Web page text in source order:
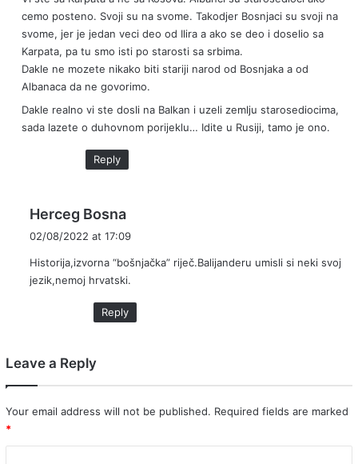
:
cemo posteno. Svoji su na svome. Takodjer Bosnjaci su svoji na
svome, jer je jedan veci deo od Ilira a ako se deo i doselio sa
Karpata, pa tu smo isti po starosti sa srbima.
Dakle ne mozete nikako biti stariji narod od Bosnjaka a od
Albanaca da ne govorimo.
Dakle realno vi ste dosli na Balkan i uzeli zemlju starosediocima,
sada lazete o duhovnom porijeklu… Idite u Rusiji, tamo je ono.
Reply
Herceg Bosna
s
:
02/08/2022 at 17:09
Historija,izvorna “bošnjačka” riječ.Balijanderu umisli si neki svoj
jezik,nemoj hrvatski.
Reply
Leave a Reply
Your email address will not be published. Required fields are marked
*